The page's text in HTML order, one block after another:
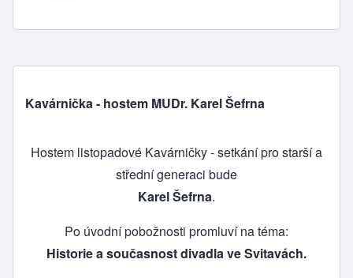
Kavárnička - hostem MUDr. Karel Šefrna
Hostem listopadové Kavárničky - setkání pro starší a
střední generaci bude
Karel Šefrna.
Po úvodní pobožnosti promluví na téma:
Historie a současnost divadla ve Svitavách.